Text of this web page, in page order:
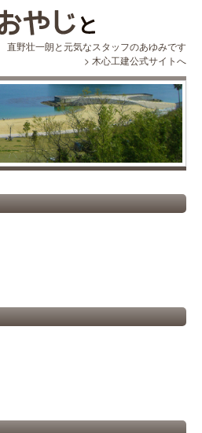
野壮一朗と元気なスタッフのあゆみです
> 木心工建公式サイトへ